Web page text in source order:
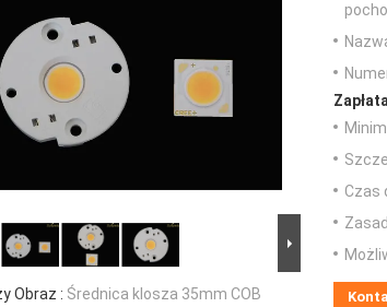
Obraz : Średnica klosza 35mm COB
Czas